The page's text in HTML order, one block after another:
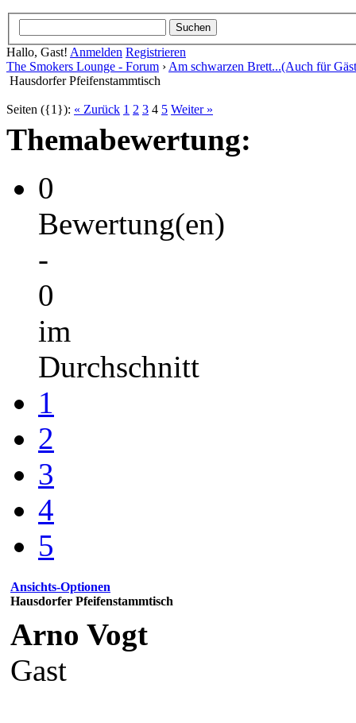
Hallo, Gast! Anmelden Registrieren
The Smokers Lounge - Forum › Am schwarzen Brett...(Auch für
Hausdorfer Pfeifenstammtisch
Seiten ({1}): « Zurück 1 2 3 4 5 Weiter »
Themabewertung:
0
Bewertung(en)
-
0
im
Durchschnitt
1
2
3
4
5
Ansichts-Optionen
Hausdorfer Pfeifenstammtisch
Arno Vogt
Gast